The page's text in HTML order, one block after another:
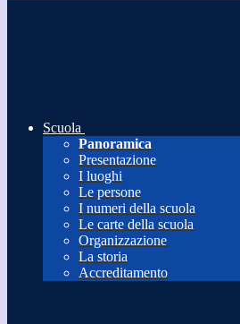
Scuola
Panoramica
Presentazione
I luoghi
Le persone
I numeri della scuola
Le carte della scuola
Organizzazione
La storia
Accreditamento